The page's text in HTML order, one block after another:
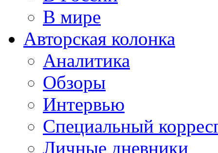
В мире
Авторская колонка
Аналитика
Обзоры
Интервью
Специальный
Личные дневники